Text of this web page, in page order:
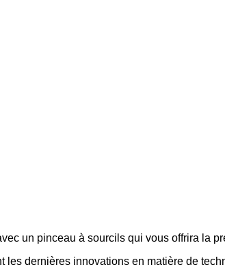
un pinceau à sourcils qui vous offrira la
les dernières innovations en matière de